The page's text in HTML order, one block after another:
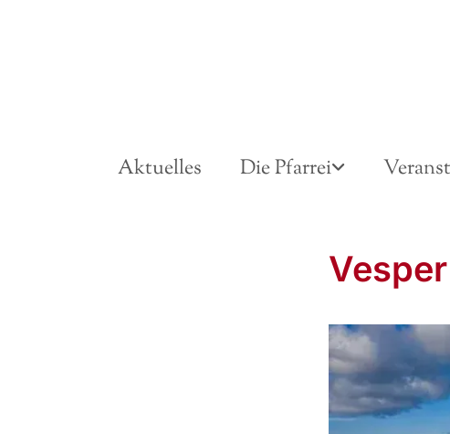
Aktuelles Die Pfarrei
Vesper